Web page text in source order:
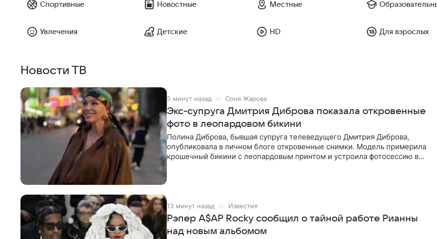
Спортивные Новостные Местные
Увлечения Детские HD Для взрослых
Новости ТВ
5 минут назад Соня Жарова
Экс-супруга Дмитрия Диброва показала откровенные
фото в леопардовом бикини
Полина Диброва, бывшая супруга телеведущего Дмитрия Диброва,
опубликовала в личном блоге откровенные снимки. Модель примерила
крошечный бикини с леопардовым принтом и устроила фотосессию в
13 минут назад Известия
Рэпер A$AP Rocky сообщил о тайной работе Рианны
над новым альбомом